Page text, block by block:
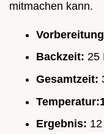
mitmachen kann.
Backzeit: 25
Gesamtzeit:
Temperatur:
Ergebnis: